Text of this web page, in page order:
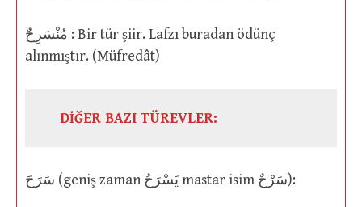
مُنْسَرِحٌ : Bir tür şiir. Lafzı buradan ödünç
alınmıştır. (Müfredât)
DİĞER BAZI TÜREVLER:
سَرَحَ (geniş zaman يَسْرَحُ mastar isim سَرْحٌ):